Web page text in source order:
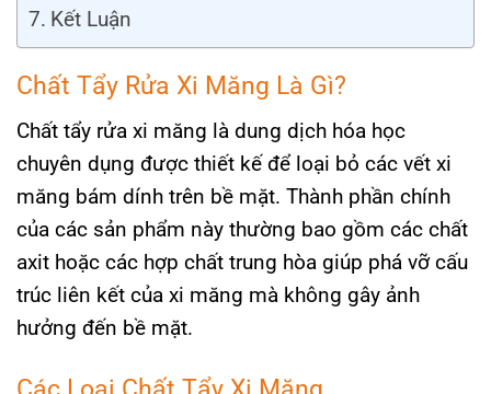
Kết Luận
Chất Tẩy Rửa Xi Măng Là Gì?
Chất tẩy rửa xi măng là dung dịch hóa học
chuyên dụng được thiết kế để loại bỏ các vết xi
măng bám dính trên bề mặt. Thành phần chính
của các sản phẩm này thường bao gồm các chất
axit hoặc các hợp chất trung hòa giúp phá vỡ cấu
trúc liên kết của xi măng mà không gây ảnh
hưởng đến bề mặt.